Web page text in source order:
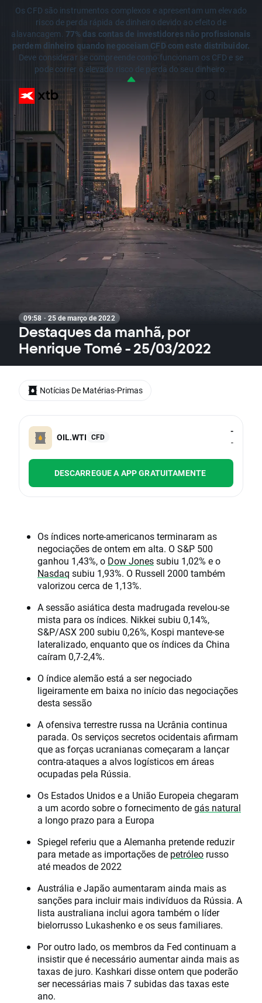
Os CFD são instrumentos complexos e apresentam um elevado
risco de perda rápida de dinheiro devido ao efeito de
alavancagem. 77% das contas de investidores não profissionais
perdem dinheiro quando negoceiam CFD com este distribuidor.
Deve considerar se compreende como funcionam os CFD e se
pode correr o elevado risco de perda do seu dinheiro.
09:58 · 25 de março de 2022
Destaques da manhã, por
Henrique Tomé - 25/03/2022
OIL.WTI CFD
-
-
DESCARREGUE A APP GRATUITAMENTE
Os índices norte-americanos terminaram as
negociações de ontem em alta. O S&P 500
ganhou 1,43%, o Dow Jonessubiu 1,02% e o
Nasdaq subiu 1,93%. O Russell 2000 também
valorizou cerca de 1,13%.
A sessão asiática desta madrugada revelou-se
mista para os índices. Nikkei subiu 0,14%,
S&P/ASX 200 subiu 0,26%, Kospi manteve-se
lateralizado, enquanto que os índices da China
caíram 0,7-2,4%.
O índice alemão está a ser negociado
ligeiramente em baixa no início das negociações
desta sessão
A ofensiva terrestre russa na Ucrânia continua
parada. Os serviços secretos ocidentais afirmam
que as forças ucranianas começaram a lançar
contra-ataques a alvos logísticos em áreas
ocupadas pela Rússia.
Os Estados Unidos e a União Europeia chegaram
a um acordo sobre o fornecimento degás natural
a longo prazo para a Europa
Spiegel referiu que a Alemanha pretende reduzir
para metade as importações de petróleo russo
até meados de 2022
Austrália e Japão aumentaram ainda mais as
sanções para incluir mais indivíduos da Rússia. A
lista australiana inclui agora também o líder
bielorrusso Lukashenko e os seus familiares.
Por outro lado, os membros da Fed continuam a
insistir que é necessário aumentar ainda mais as
taxas de juro. Kashkari disse ontem que poderão
ser necessárias mais 7 subidas das taxas este
ano.
Notícias De Matérias-Primas